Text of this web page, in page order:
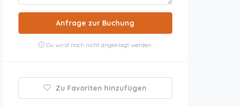
Anfrage zur Buchung
Du wirst noch nicht angeklagt werden.
Zu Favoriten hinzufügen